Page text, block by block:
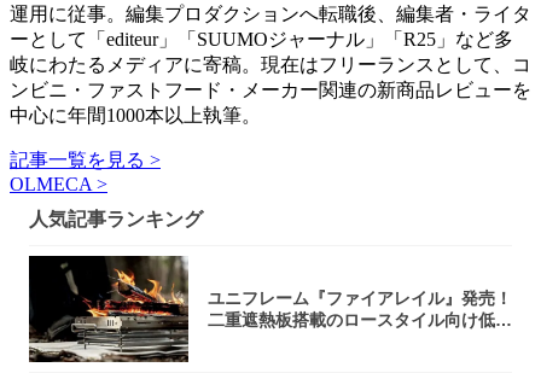
運用に従事。編集プロダクションへ転職後、編集者・ライタ
ーとして「editeur」「SUUMOジャーナル」「R25」など多
岐にわたるメディアに寄稿。現在はフリーランスとして、コ
ンビニ・ファストフード・メーカー関連の新商品レビューを
中心に年間1000本以上執筆。
記事一覧を見る >
OLMECA >
人気記事ランキング
ユニフレーム『ファイアレイル』発売！
二重遮熱板搭載のロースタイル向け低型